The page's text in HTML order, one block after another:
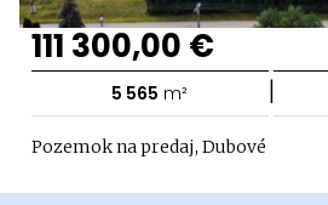
111 300,00 €
5 565 m² |
Pozemok na predaj, Dubové